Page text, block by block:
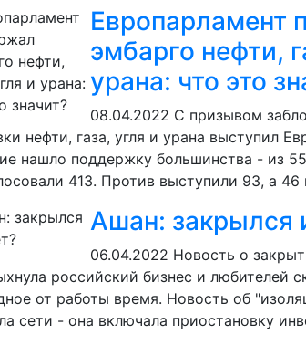
Европарламент
эмбарго нефти,
урана: что это
08.04.2022 С призывом
нефти, газа, угля и урана выступил
нашло поддержку большинства - из
413. Против выступили 93, а 46
Ашан: закрылся
06.04.2022 Новость о
российский бизнес и любителей
от работы время. Новость об
сети - она включала приостановку